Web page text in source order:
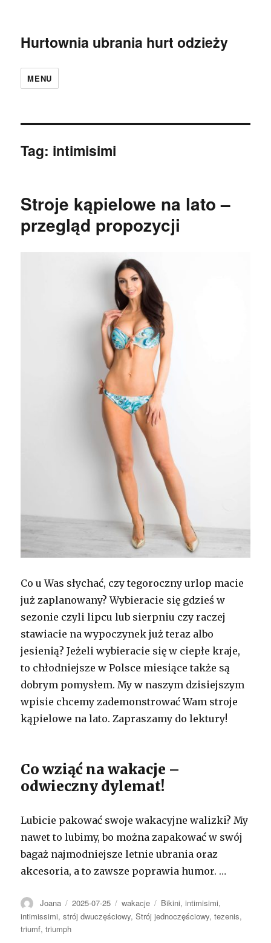
Hurtownia ubrania hurt odzieży
MENU
Tag: intimisimi
Stroje kąpielowe na lato –
przegląd propozycji
Co u Was słychać, czy tegoroczny urlop macie
już zaplanowany? Wybieracie się gdzieś w
sezonie czyli lipcu lub sierpniu czy raczej
stawiacie na wypoczynek już teraz albo
jesienią? Jeżeli wybieracie się w ciepłe kraje,
to chłodniejsze w Polsce miesiące także są
dobrym pomysłem. My w naszym dzisiejszym
wpisie chcemy zademonstrować Wam stroje
kąpielowe na lato. Zapraszamy do lektury!
Co wziąć na wakacje –
odwieczny dylemat!
Lubicie pakować swoje wakacyjne walizki? My
nawet to lubimy, bo można zapakować w swój
bagaż najmodniejsze letnie ubrania oraz
akcesoria, a to zawsze poprawia humor. …
Autor
Joana Opublikowano
2025-07-25 Kategorie
wakacje Tagi
Bikini,intimisimi,
intimissimi,strój dwuczęściowy,Strój jednoczęściowy,tezenis,
triumf,triumph